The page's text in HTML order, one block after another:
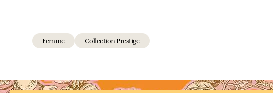
Femme Collection Prestige